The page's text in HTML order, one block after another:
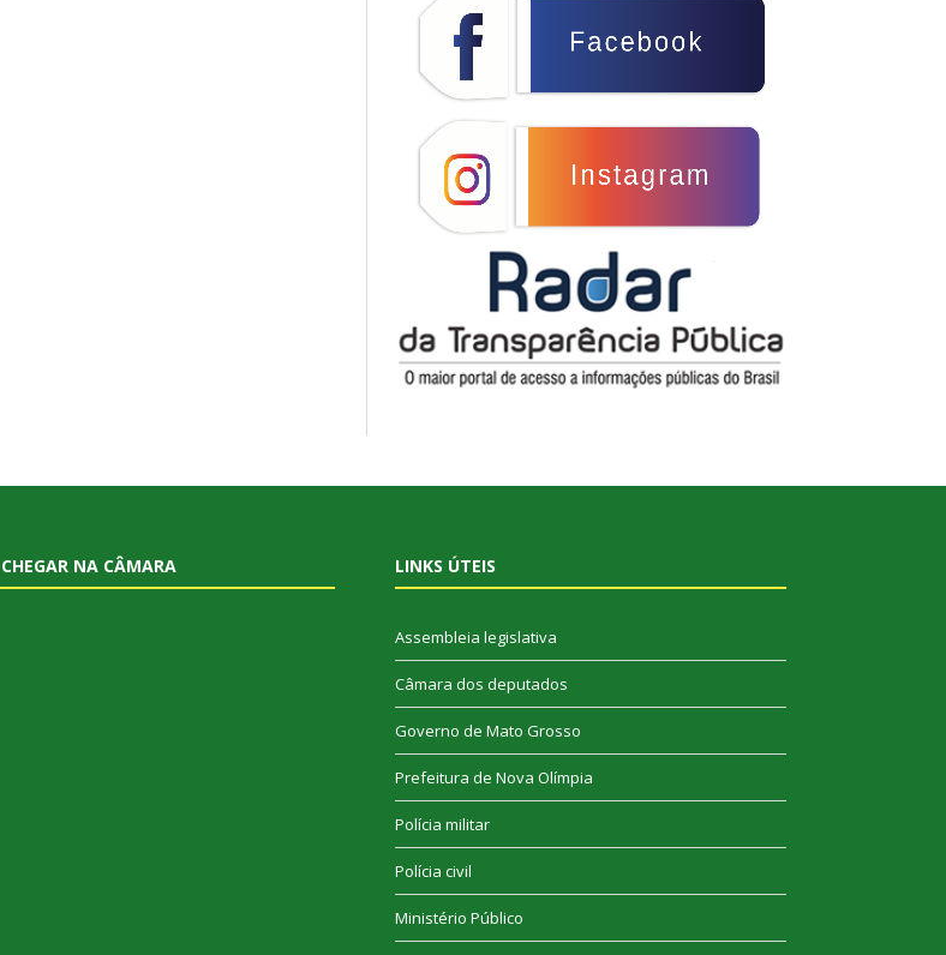
NA CÂMARA LINKS ÚTEIS
Assembleia legislativa
Câmara dos deputados
Governo de Mato Grosso
Prefeitura de Nova Olímpia
Polícia militar
Polícia civil
Ministério Público